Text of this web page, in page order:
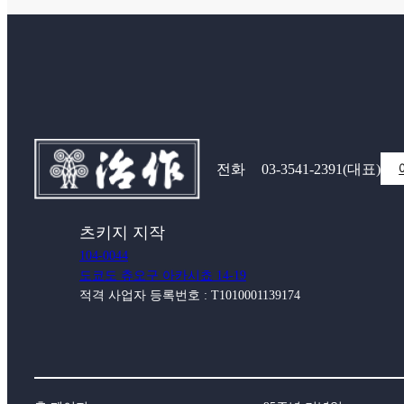
전화 03-3541-2391(대표)
츠키지 지작
104-0044
도쿄도 츄오구 아카시쵸 14-19
적격 사업자 등록번호 : T1010001139174